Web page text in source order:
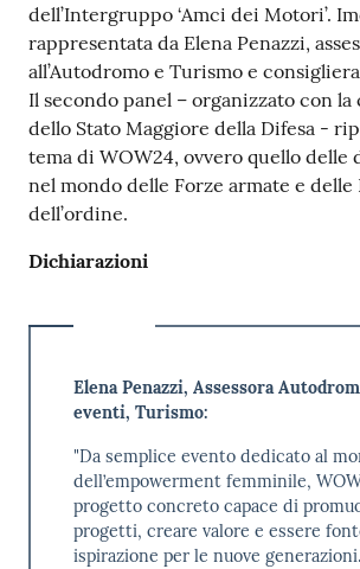
dell’Intergruppo ‘Amci dei Motori’.
rappresentata da Elena Penazzi,
all’Autodromo e Turismo e
Il secondo panel – organizzato con la
dello Stato Maggiore della Difesa -
tema di WOW24, ovvero quello delle
nel mondo delle Forze armate e delle
dell’ordine.
Dichiarazioni
Elena Penazzi, Assessora
eventi, Turismo:
"Da semplice evento dedicato al
dell’empowerment femminile,
progetto concreto capace di
progetti, creare valore e essere
ispirazione per le nuove